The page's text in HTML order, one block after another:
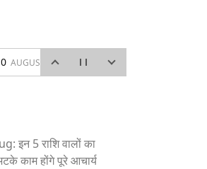
AUGUST 8, 2026
2026
भी रहे मौजूद
2026
AUGUST 7, 2026
इन 5 राशि वालों का
काम होंगे पूरे आचार्य